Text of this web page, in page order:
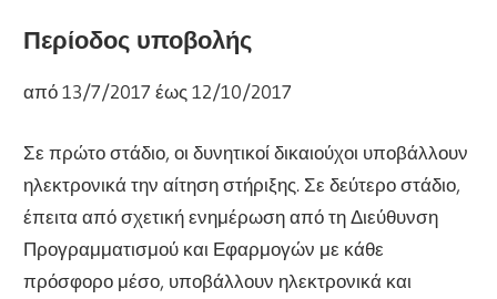
Περίοδος υποβολής
από 13/7/2017 έως 12/10/2017
Σε πρώτο στάδιο, οι δυνητικοί δικαιούχοι υποβάλλουν
ηλεκτρονικά την αίτηση στήριξης. Σε δεύτερο στάδιο,
έπειτα από σχετική ενημέρωση από τη Διεύθυνση
Προγραμματισμού και Εφαρμογών με κάθε
πρόσφορο μέσο, υποβάλλουν ηλεκτρονικά και